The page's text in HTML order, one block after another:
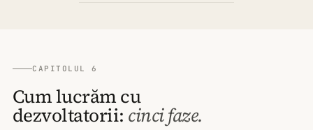
CAPITOLUL 6
Cum lucrăm cu
dezvoltatorii: cinci faze.